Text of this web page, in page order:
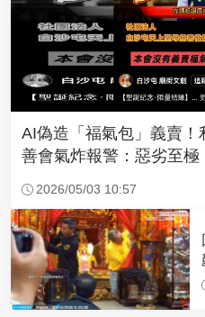
AI偽造「福氣包」義賣
善會氣炸報警：惡劣至極
2026/05/03 10:57